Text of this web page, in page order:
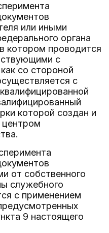
или иными
органа
котором проводится
с
со стороной
с
которой создан и
от собственного
служебного
с применением
9 настоящего